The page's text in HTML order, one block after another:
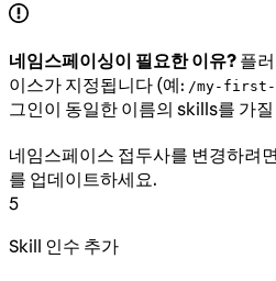
네임스페이싱이 필요한 이유? 플
이스가 지정됩니다 (예: /my-
그인이 동일한 이름의 skills를 가
네임스페이스 접두사를 변경하려면
를 업데이트하세요.
5
Skill 인수 추가